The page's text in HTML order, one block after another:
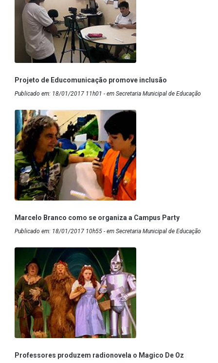
Projeto de Educomunicação promove inclusão
Publicado em: 18/01/2017 11h01 - em Secretaria Municipal de Educação
Marcelo Branco como se organiza a Campus Party
Publicado em: 18/01/2017 10h55 - em Secretaria Municipal de Educação
Professores produzem radionovela o Magico De Oz